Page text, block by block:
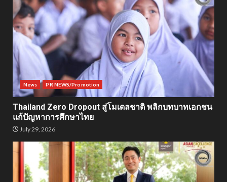
News PR NEWS/Promotion
Thailand Zero Dropout สู่โมเดลชาติ พลิกบทบาทเอกชน
แก้ปัญหาการศึกษาไทย
July 29, 2026